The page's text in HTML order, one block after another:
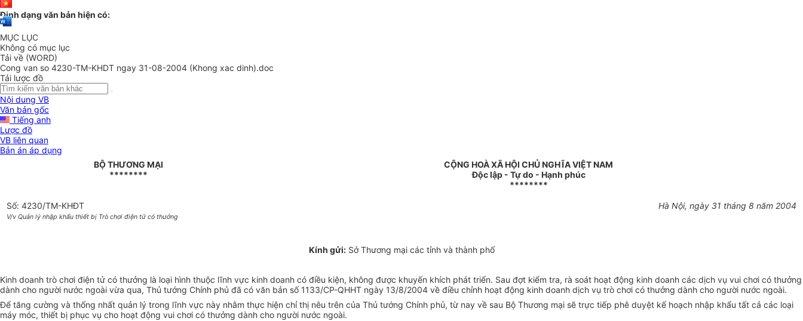
Định dạng văn bản hiện có:
MỤC LỤC
Không có mục lục
Tải về (WORD)
Cong van so 4230-TM-KHDT ngay 31-08-2004 (Khong xac dinh).doc
Tải lược đồ
Nội dung VB
Văn bản gốc
Tiếng anh
Lược đồ
VB liên quan
Bản án áp dụng
BỘ THƯƠNG MẠI
********
CỘNG HOÀ XÃ HỘI CHỦ NGHĨA VIỆT NAM
Độc lập - Tự do - Hạnh phúc
********
Số: 4230/TM-KHĐT
V/v Quản lý nhập khẩu thiết bị Trò chơi điện tử có thưởng
Hà Nội, ngày 31 tháng 8 năm 2004
Kính gửi:Sở Thương mại các tỉnh và thành phố
Kinh doanh trò chơi điện tử có thưởng là loại hình thuộc lĩnh vực kinh doanh có điều kiện, không được khuyến khích phát triển. Sau đợt kiểm tra, rà soát hoạt động kinh doanh các dịch vụ vui chơi có thưởng
dành cho người nước ngoài vừa qua, Thủ tướng Chính phủ đã có văn bản số 1133/CP-QHHT ngày 13/8/2004 về điều chỉnh hoạt động kinh doanh dịch vụ trò chơi có thưởng dành cho người nước ngoài.
Để tăng cường và thống nhất quản lý trong lĩnh vực này nhằm thực hiện chỉ thị nêu trên của Thủ tướng Chính phủ, từ nay về sau Bộ Thương mại sẽ trực tiếp phê duyệt kế hoạch nhập khẩu tất cả các loại
máy móc, thiết bị phục vụ cho hoạt động vui chơi có thưởng dành cho người nước ngoài.